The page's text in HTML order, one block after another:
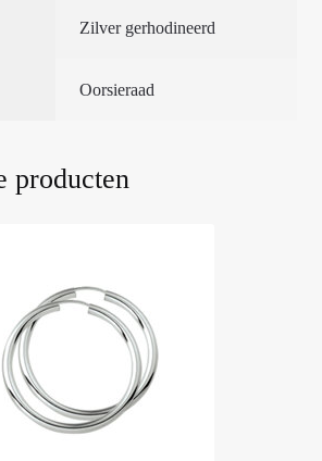
Zilver gerhodineerd
Oorsieraad
producten